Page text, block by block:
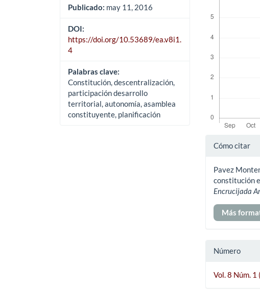
Publicado: may 11, 2016
DOI:
https://doi.org/10.53689/ea.v8i1.
4
Palabras clave:
Constitución, descentralización,
participación desarrollo
territorial, autonomía, asamblea
constituyente, planificación
Detalles
artículo
Cómo citar
Pavez
constitución
Encrucijada
Más
Número
Vol. 8 Núm.